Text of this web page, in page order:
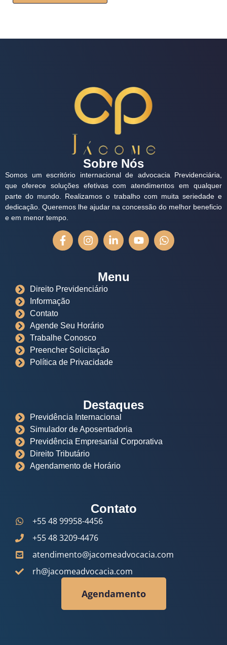
Sobre Nós
Somos um escritório internacional de advocacia Previdenciária,
que oferece soluções efetivas com atendimentos em qualquer
parte do mundo. Realizamos o trabalho com muita seriedade e
dedicação. Queremos lhe ajudar na concessão do melhor beneficio
e em menor tempo.
Menu
Direito Previdenciário
Informação
Contato
Agende Seu Horário
Trabalhe Conosco
Preencher Solicitação
Política de Privacidade
Destaques
Previdência Internacional
Simulador de Aposentadoria
Previdência Empresarial Corporativa
Direito Tributário
Agendamento de Horário
Contato
+55 48 99958-4456
+55 48 3209-4476
atendimento@jacomeadvocacia.com
rh@jacomeadvocacia.com
Agendamento